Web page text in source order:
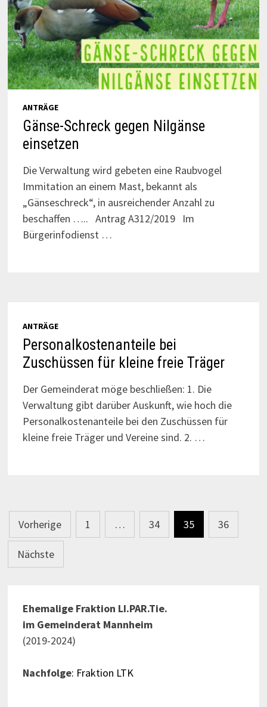
ANTRÄGE
Gänse-Schreck gegen Nilgänse
einsetzen
Die Verwaltung wird gebeten eine Raubvogel
Immitation an einem Mast, bekannt als
„Gänseschreck“, in ausreichender Anzahl zu
beschaffen ….. Antrag A312/2019 Im
Bürgerinfodienst …
ANTRÄGE
Personalkostenanteile bei
Zuschüssen für kleine freie Träger
Der Gemeinderat möge beschließen: 1. Die
Verwaltung gibt darüber Auskunft, wie hoch die
Personalkostenanteile bei den Zuschüssen für
kleine freie Träger und Vereine sind. 2. …
Beitragsnavigation
Vorherige 1 … 34 35 36
Nächste
Ehemalige Fraktion LI.PAR.Tie.
im Gemeinderat Mannheim
(2019-2024)
Nachfolge: Fraktion LTK